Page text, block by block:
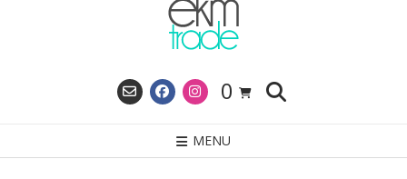
0
MENU